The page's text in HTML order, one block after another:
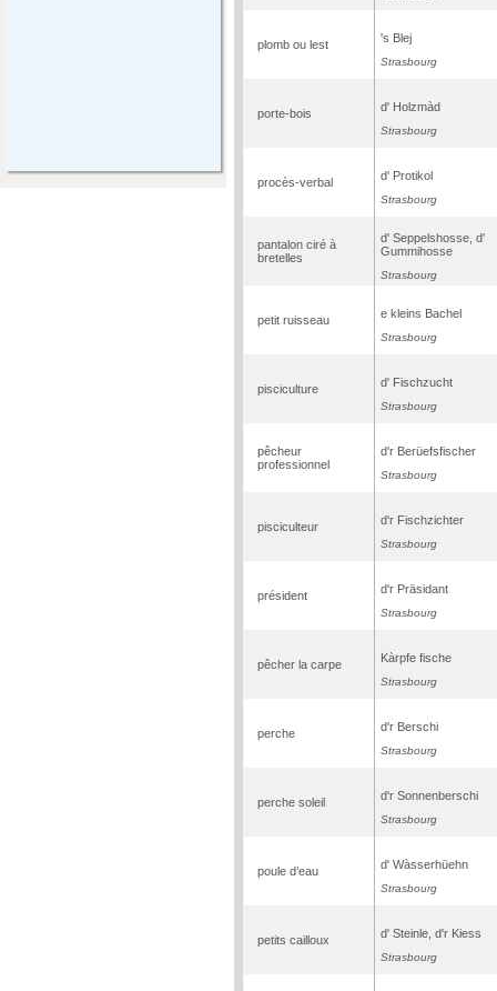
plomb ou lest 's Blej
Strasbourg
porte-bois d' Holzmàd
Strasbourg
procès-verbal d' Protikol
Strasbourg
pantalon ciré à
bretelles
d' Seppelshosse, d'
Gummihosse
Strasbourg
petit ruisseau e kleins Bachel
Strasbourg
pisciculture d' Fischzucht
Strasbourg
pêcheur
professionnel
d'r Berüefsfischer
Strasbourg
pisciculteur d'r Fischzichter
Strasbourg
président d'r Präsidant
Strasbourg
pêcher la carpe Kàrpfe fische
Strasbourg
perche d'r Berschi
Strasbourg
perche soleil d'r Sonnenberschi
Strasbourg
poule d’eau d' Wàsserhüehn
Strasbourg
petits cailloux d' Steinle, d'r Kiess
Strasbourg